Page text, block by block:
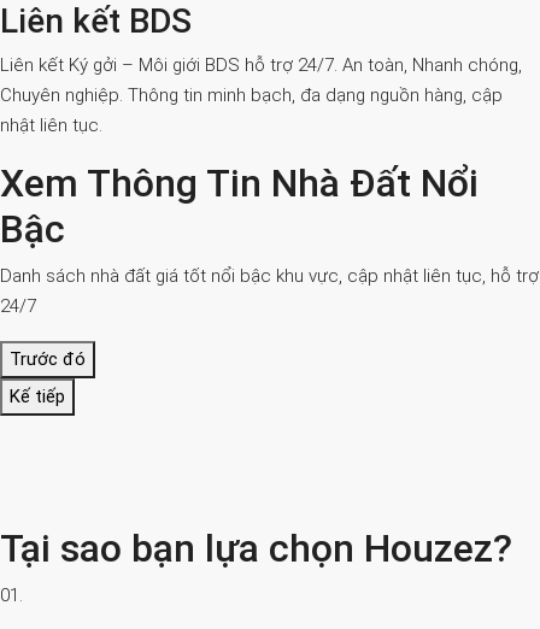
Liên kết BDS
Liên kết Ký gởi – Môi giới BDS hỗ trợ 24/7. An toàn, Nhanh chóng,
Chuyên nghiệp. Thông tin minh bạch, đa dạng nguồn hàng, cập
nhật liên tục.
Xem Thông Tin Nhà Đất Nổi
Bậc
Danh sách nhà đất giá tốt nổi bậc khu vực, cập nhật liên tục, hỗ trợ
24/7
Trước đó
Kế tiếp
Tại sao bạn lựa chọn Houzez?
01.